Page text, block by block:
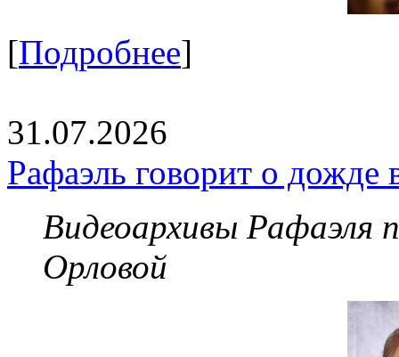
[Подробнее]
31.07.2026
Рафаэль говорит о дожде
Видеоархивы Рафаэля
Орловой